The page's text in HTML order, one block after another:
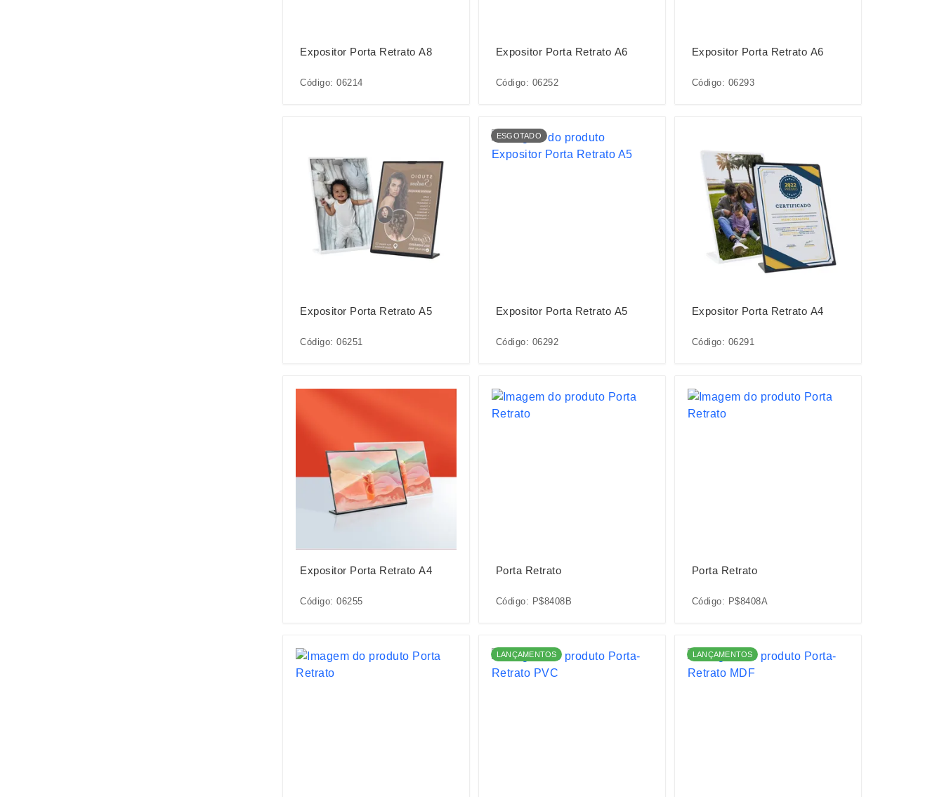
Expositor Porta Retrato A8
Código: 06214
Expositor Porta Retrato A6
Código: 06252
Expositor Porta Retrato A6
Código: 06293
Expositor Porta Retrato A5
Código: 06251
ESGOTADO
Expositor Porta Retrato A5
Código: 06292
Expositor Porta Retrato A4
Código: 06291
Expositor Porta Retrato A4
Código: 06255
Porta Retrato
Código: P$8408B
Porta Retrato
Código: P$8408A
LANÇAMENTOS LANÇAMENTOS